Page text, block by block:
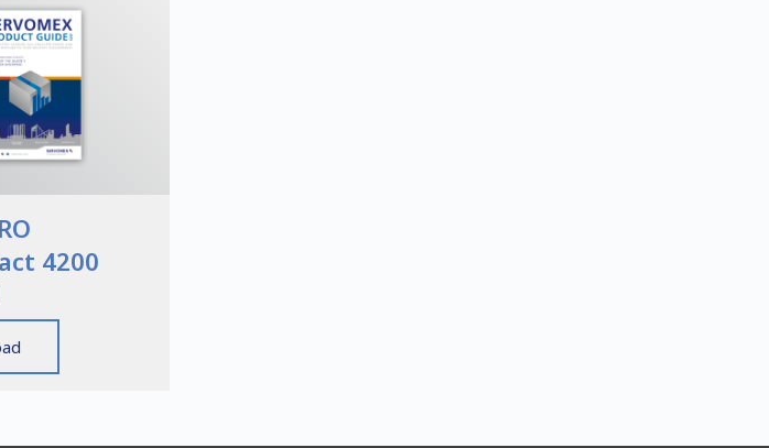
4200